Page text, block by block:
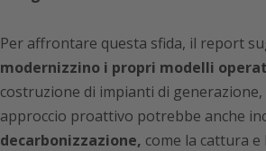
Per affrontare questa sfida, il report
modernizzino i propri modelli
costruzione di impianti di
approccio proattivo potrebbe anche
decarbonizzazione, come la cattura e